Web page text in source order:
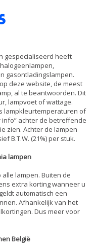
gespecialiseerd heeft
gasontladingslampen.
deze website, de meest
al te beantwoorden. Dit
lampvoet of wattage.
lampkleurtemperaturen of
achter de betreffende
zien. Achter de lampen
B.T.W. (21%) per stuk.
lampen
lampen. Buiten de
extra korting wanneer u
automatisch een
Afhankelijk van het
Dus meer voor
België